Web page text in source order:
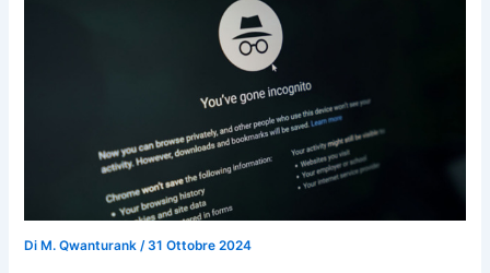
Di M. Qwanturank/31 Ottobre 2024